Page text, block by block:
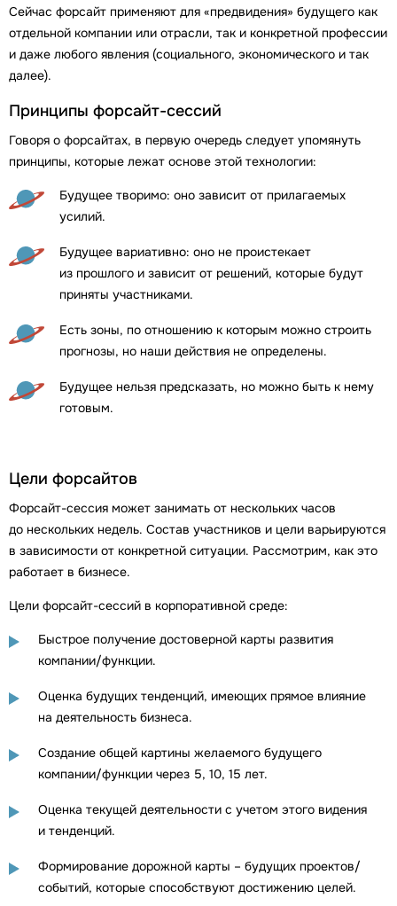
Сейчас форсайт применяют для «предвидения» будущего как
отдельной компании или отрасли, так и конкретной профессии
и даже любого явления (социального, экономического и так
далее).
Принципы форсайт-сессий
Говоря о форсайтах, в первую очередь следует упомянуть
принципы, которые лежат основе этой технологии:
Будущее творимо: оно зависит от прилагаемых
усилий.
Будущее вариативно: оно не проистекает
из прошлого и зависит от решений, которые будут
приняты участниками.
Есть зоны, по отношению к которым можно строить
прогнозы, но наши действия не определены.
Будущее нельзя предсказать, но можно быть к нему
готовым.
Цели форсайтов
Форсайт-сессия может занимать от нескольких часов
до нескольких недель. Состав участников и цели варьируются
в зависимости от конкретной ситуации. Рассмотрим, как это
работает в бизнесе.
Цели форсайт-сессий в корпоративной среде:
Быстрое получение достоверной карты развития
компании/функции.
Оценка будущих тенденций, имеющих прямое влияние
на деятельность бизнеса.
Создание общей картины желаемого будущего
компании/функции через 5, 10, 15 лет.
Оценка текущей деятельности с учетом этого видения
и тенденций.
Формирование дорожной карты – будущих проектов/
событий, которые способствуют достижению целей.